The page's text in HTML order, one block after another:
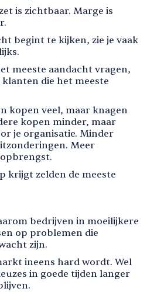
is zichtbaar. Marge is
begint te kijken, zie je vaak
meeste aandacht vragen,
die het meeste
kopen veel, maar knagen
kopen minder, maar
je organisatie. Minder
Meer
krijgt zelden de meeste
bedrijven in moeilijkere
op problemen die
zijn.
ineens hard wordt. Wel
in goede tijden langer